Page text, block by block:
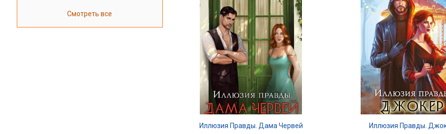
Смотреть все
Иллюзия Правды. Дама Червей Иллюзия Правды.